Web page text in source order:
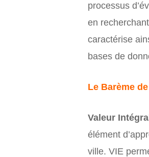
processus
en
caractérise
bases de
Le Barème
Valeur
élément
ville. VIE